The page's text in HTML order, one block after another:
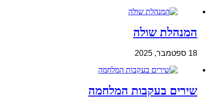
המנהלת שולה
18 ספטמבר, 2025
שירים בעקבות המלחמה